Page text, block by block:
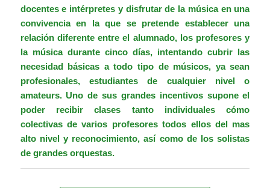
docentes e intérpretes y disfrutar de la música en una
convivencia en la que se pretende establecer una
relación diferente entre el alumnado, los profesores y
la música durante cinco días, intentando cubrir las
necesidad básicas a todo tipo de músicos, ya sean
profesionales, estudiantes de cualquier nivel o
amateurs. Uno de sus grandes incentivos supone el
poder recibir clases tanto individuales cómo
colectivas de varios profesores todos ellos del mas
alto nivel y reconocimiento, así como de los solistas
de grandes orquestas.